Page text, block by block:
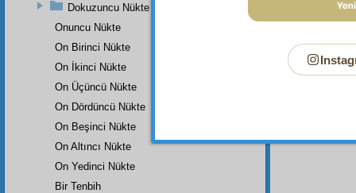
Dokuzuncu Nükte
Onuncu Nükte
On Birinci Nükte
On İkinci Nükte
On Üçüncü Nükte
On Dördüncü Nükte
On Beşinci Nükte
On Altıncı Nükte
On Yedinci Nükte
Bir Tenbih